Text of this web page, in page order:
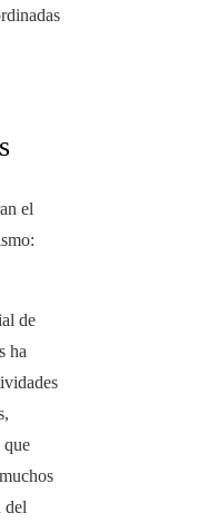
el
de
ha
que
del